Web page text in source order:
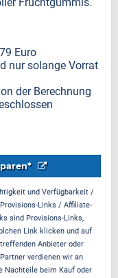
Euro
nur solange Vorrat
der Berechnung
und Verfügbarkeit /
Links / Affiliate-
sind Provisions-Links,
Link klicken und auf
Anbieter oder
verdienen wir an
Nachteile beim Kauf oder